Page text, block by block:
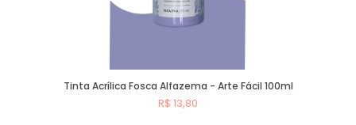
Tinta Acrílica Fosca Alfazema - Arte Fácil 100ml
R$ 13,80